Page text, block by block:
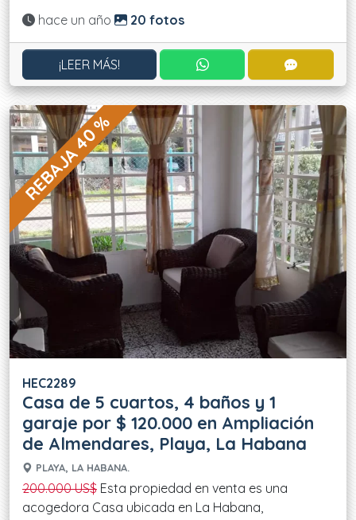
Actualizado:
hace un año 20 fotos
¡LEER MÁS! CONTACTAR POR
REBAJA 40 %
HEC2289
Casa de 5 cuartos, 4 baños y 1
garaje por $ 120.000 en Ampliación
de Almendares, Playa, La Habana
PLAYA, LA HABANA.
200.000 US$ Esta propiedad en venta es una
acogedora Casa ubicada en La Habana,